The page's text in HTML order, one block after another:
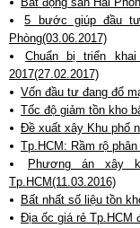
5 bước giúp đầu
Phòng(03.06.2017)
Chuẩn bị triển
2017(27.02.2017)
Vốn đầu tư đang đổ
Tốc độ giảm tồn kho
Đề xuất xây Khu phố
Tp.HCM: Rầm rộ
Phương án xây
Tp.HCM(11.03.2016)
Bất nhất số liệu tồn
Địa ốc giá rẻ Tp.HCM